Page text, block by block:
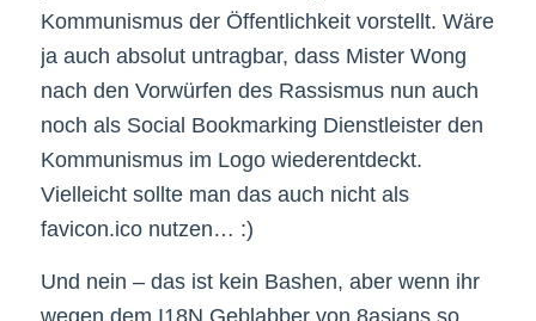
Kommunismus der Öffentlichkeit vorstellt. Wäre
ja auch absolut untragbar, dass Mister Wong
nach den Vorwürfen des Rassismus nun auch
noch als Social Bookmarking Dienstleister den
Kommunismus im Logo wiederentdeckt.
Vielleicht sollte man das auch nicht als
favicon.ico nutzen… :)
Und nein – das ist kein Bashen, aber wenn ihr
wegen dem I18N Geblabber von 8asians so